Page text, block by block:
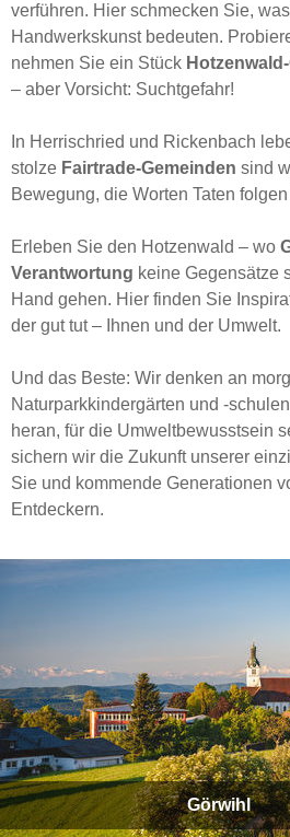
verführen. Hier schmecken Sie,
Handwerkskunst bedeuten.
nehmen Sie ein Stück
– aber Vorsicht: Suchtgefahr!
In Herrischried und Rickenbach
stolze Fairtrade-Gemeinden sind
Bewegung, die Worten Taten
Erleben Sie den Hotzenwald – wo
Verantwortung keine Gegensätze
Hand gehen. Hier finden Sie
der gut tut – Ihnen und der Umwelt.
Und das Beste: Wir denken an
Naturparkkindergärten und -
heran, für die Umweltbewusstsein
sichern wir die Zukunft unserer
Sie und kommende Generationen
Entdeckern.
Görwihl